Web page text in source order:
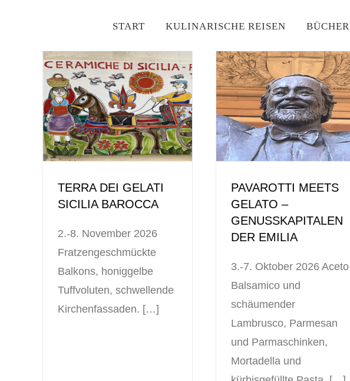
START KULINARISCHE REISEN BÜCHER
TERRA DEI GELATI
SICILIA BAROCCA
2.-8. November 2026
Fratzengeschmückte
Balkons, honiggelbe
Tuffvoluten, schwellende
Kirchenfassaden. […]
PAVAROTTI MEETS
GELATO –
GENUSSKAPITALEN
DER EMILIA
3.-7. Oktober 2026 Aceto
Balsamico und
schäumender
Lambrusco, Parmesan
und Parmaschinken,
Mortadella und